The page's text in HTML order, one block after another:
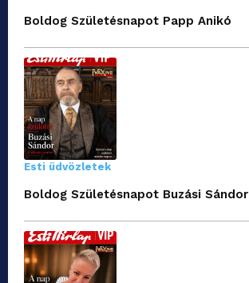
Boldog Születésnapot Papp Anikó
Esti üdvözletek
Boldog Születésnapot Buzási Sándor